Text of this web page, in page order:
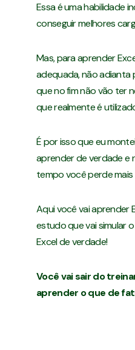
Essa é uma habilidade
conseguir melhores
Mas, para aprender
adequada, não adianta
que no fim não vão ter
que realmente é
É por isso que eu
aprender de verdade e
tempo você perde
Aqui você vai aprender
estudo que vai simular
Excel de verdade!
Você vai sair do
aprender o que de